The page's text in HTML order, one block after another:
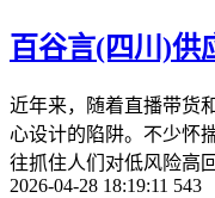
百谷言(四川)供
近年来，随着直播带货
心设计的陷阱。不少怀
往抓住人们对低风险高
2026-04-28 18:19:11 543